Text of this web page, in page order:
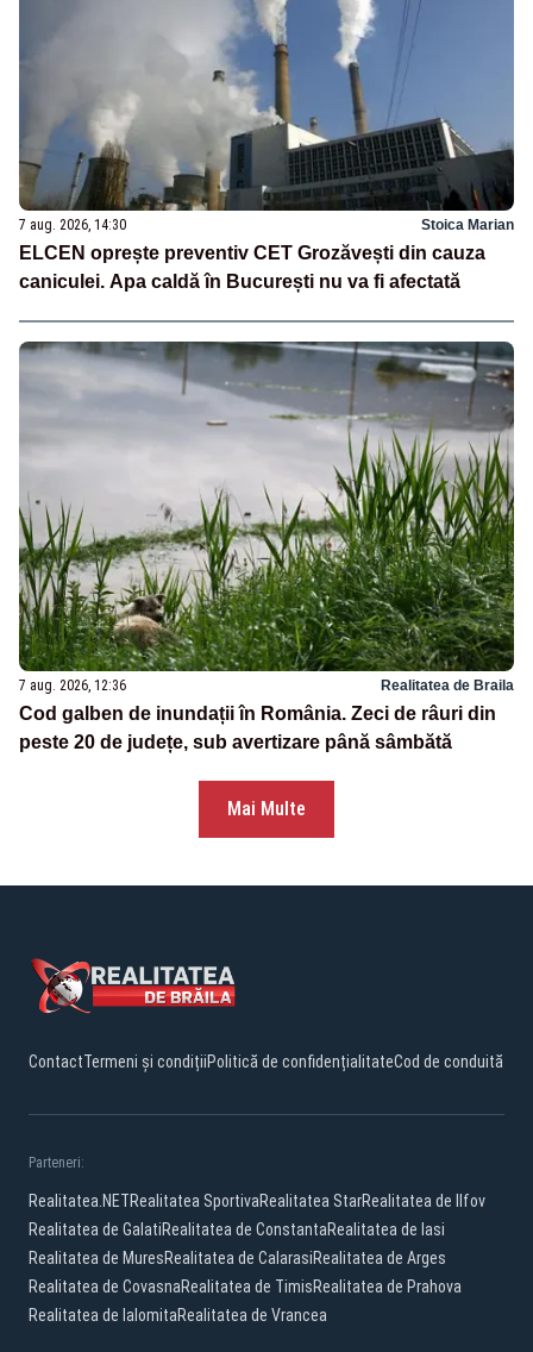
7 aug. 2026, 14:30 Stoica Marian
ELCEN oprește preventiv CET Grozăvești din cauza
caniculei. Apa caldă în București nu va fi afectată
7 aug. 2026, 12:36 Realitatea de Braila
Cod galben de inundații în România. Zeci de râuri din
peste 20 de județe, sub avertizare până sâmbătă
Mai Multe
ContactTermeni și condițiiPolitică de confidențialitateCod de conduită
Parteneri:
Realitatea.NETRealitatea SportivaRealitatea StarRealitatea de Ilfov
Realitatea de GalatiRealitatea de ConstantaRealitatea de Iasi
Realitatea de MuresRealitatea de CalarasiRealitatea de Arges
Realitatea de CovasnaRealitatea de TimisRealitatea de Prahova
Realitatea de IalomitaRealitatea de Vrancea